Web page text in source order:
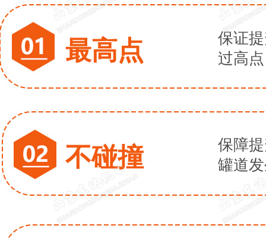
最高点
保证
过高点
不碰撞
保障
罐道